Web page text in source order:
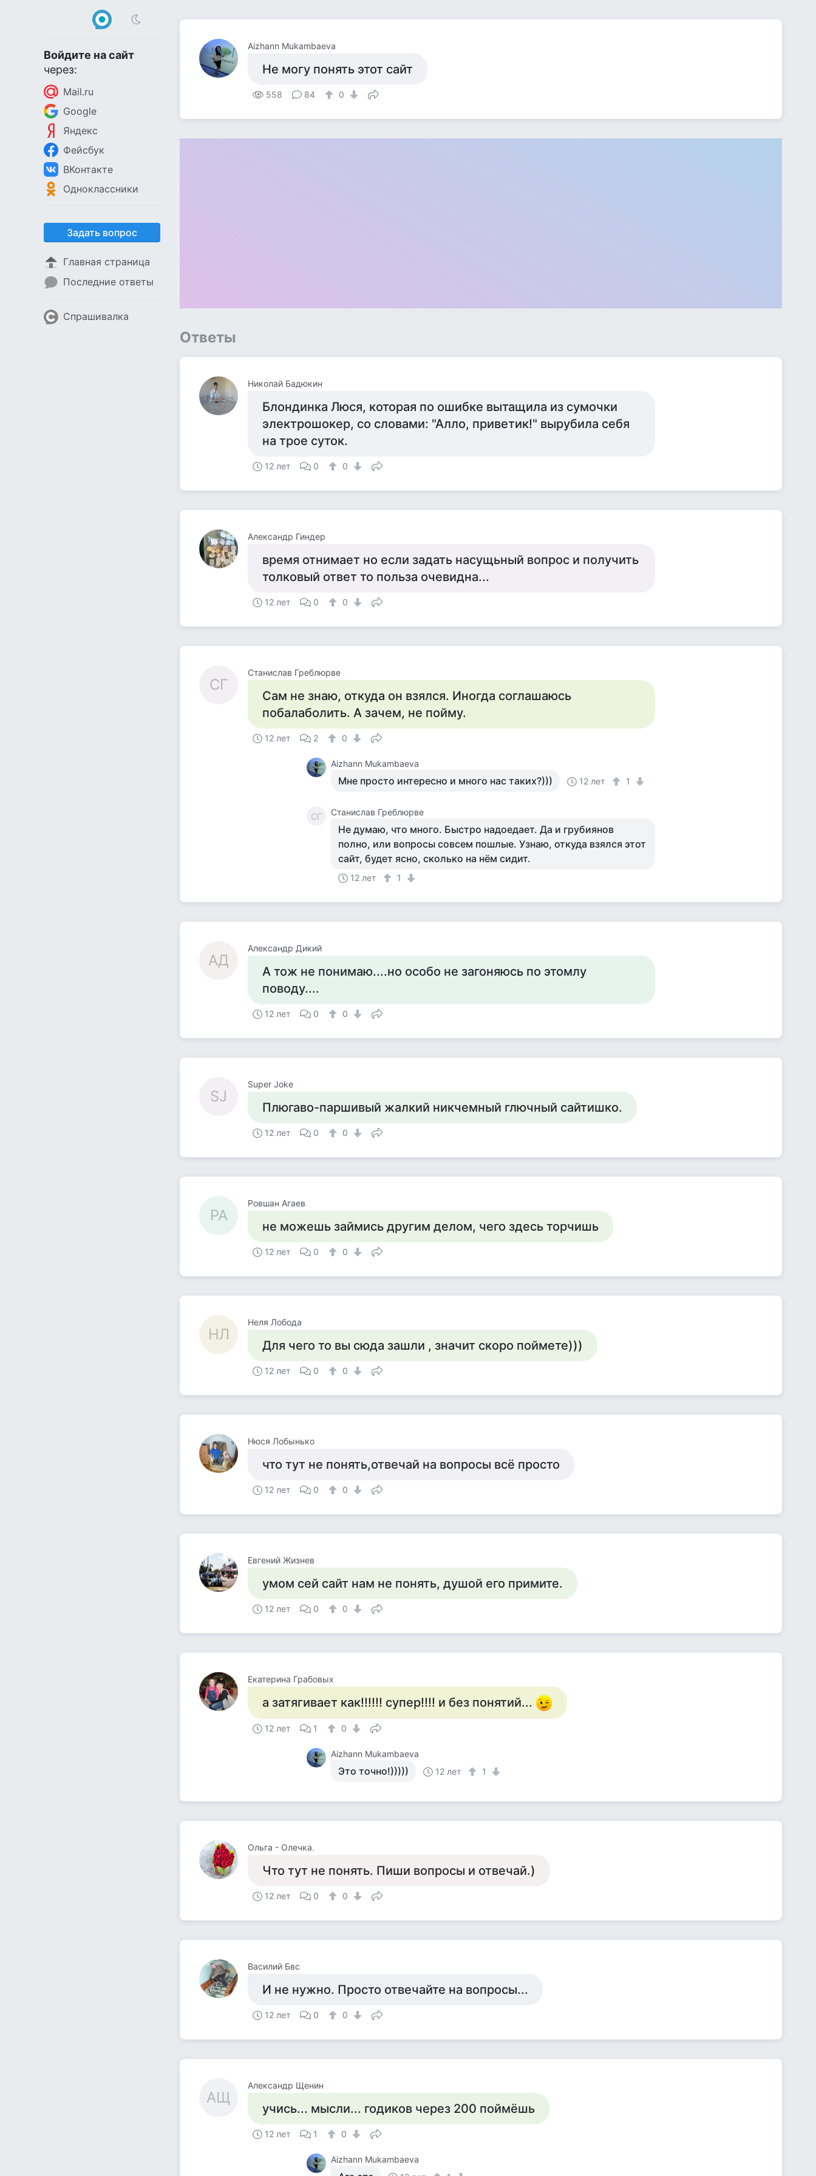
Войдите на сайт
через:
Mail.ru
Google
Яндекс
Фейсбук
ВКонтакте
Одноклассники
Задать вопрос
Главная страница
Последние ответы
Спрашивалка
Aizhann Mukambaeva
Не могу понять этот сайт
558 84 0
Ответы
Николай Бадюкин
Блондинка Люся, которая по ошибке вытащила из сумочки
электрошокер, со словами: "Алло, приветик!" вырубила себя
на трое суток.
12 лет 0 0
Александр Гиндер
время отнимает но если задать насущьный вопрос и получить
толковый ответ то польза очевидна...
12 лет 0 0
СГ
Станислав Греблюрве
Сам не знаю, откуда он взялся. Иногда соглашаюсь
побалаболить. А зачем, не пойму.
12 лет 2 0
Aizhann Mukambaeva
Мне просто интересно и много нас таких?))) 12 лет 1
СГ Станислав Греблюрве
Не думаю, что много. Быстро надоедает. Да и грубиянов
полно, или вопросы совсем пошлые. Узнаю, откуда взялся этот
сайт, будет ясно, сколько на нём сидит.
12 лет 1
АД
Александр Дикий
А тож не понимаю....но особо не загоняюсь по этомлу
поводу....
12 лет 0 0
SJ
Super Joke
Плюгаво-паршивый жалкий никчемный глючный сайтишко.
12 лет 0 0
РА
Ровшан Агаев
не можешь займись другим делом, чего здесь торчишь
12 лет 0 0
НЛ
Неля Лобода
Для чего то вы сюда зашли , значит скоро поймете)))
12 лет 0 0
Нюся Лобынько
что тут не понять,отвечай на вопросы всё просто
12 лет 0 0
Евгений Жизнев
умом сей сайт нам не понять, душой его примите.
12 лет 0 0
Екатерина Грабовых
а затягивает как!!!!!! супер!!!! и без понятий...
12 лет 1 0
Aizhann Mukambaeva
Это точно!))))) 12 лет 1
Ольга - Олечка.
Что тут не понять. Пиши вопросы и отвечай.)
12 лет 0 0
Василий Бвс
И не нужно. Просто отвечайте на вопросы...
12 лет 0 0
АЩ
Александр Щенин
учись... мысли... годиков через 200 поймёшь
12 лет 1 0
Aizhann Mukambaeva